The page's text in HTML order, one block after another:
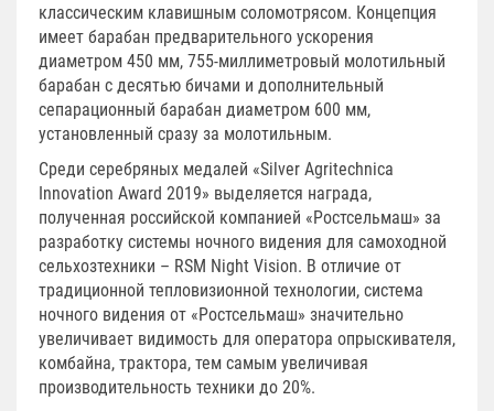
классическим клавишным соломотрясом. Концепция
имеет барабан предварительного ускорения
диаметром 450 мм, 755-миллиметровый молотильный
барабан с десятью бичами и дополнительный
сепарационный барабан диаметром 600 мм,
установленный сразу за молотильным.
Среди серебряных медалей «Silver Agritechnica
Innovation Award 2019» выделяется награда,
полученная российской компанией «Ростсельмаш» за
разработку системы ночного видения для самоходной
сельхозтехники – RSM Night Vision. В отличие от
традиционной тепловизионной технологии, система
ночного видения от «Ростсельмаш» значительно
увеличивает видимость для оператора опрыскивателя,
комбайна, трактора, тем самым увеличивая
производительность техники до 20%.